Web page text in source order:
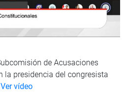
de Acusaciones
la presidencia del congresista
Ver vídeo